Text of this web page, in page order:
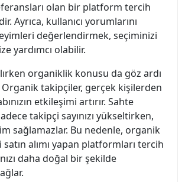
olan bir platform tercih
Ayrıca, kullanıcı yorumlarını
değerlendirmek, seçiminizi
yardımcı olabilir.
organiklik konusu da göz ardı
takipçiler, gerçek kişilerden
etkileşimi artırır. Sahte
takipçi sayınızı yükseltirken,
sağlamazlar. Bu nedenle, organik
alımı yapan platformları tercih
daha doğal bir şekilde